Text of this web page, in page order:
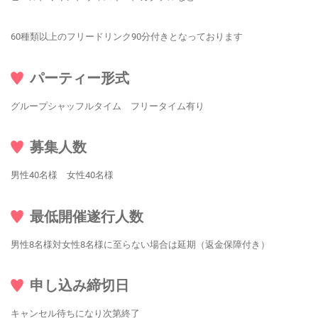
60種類以上のフリードリンク90分付きとなっております
パーティー形式
グループシャッフルタイム フリータイム有り
募集人数
男性40名様 女性40名様
最低開催遂行人数
男性8名様対女性8名様に至らない場合は延期（返金保障付き）
申し込み締切日
キャンセル待ちになり次第終了